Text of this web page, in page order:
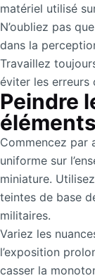
matériel utilisé
N’oubliez pas
dans la
Travaillez
éviter les erreurs
Peindre
éléments
Commencez par
uniforme sur
miniature.
teintes de base
militaires.
Variez les
l’exposition
casser la